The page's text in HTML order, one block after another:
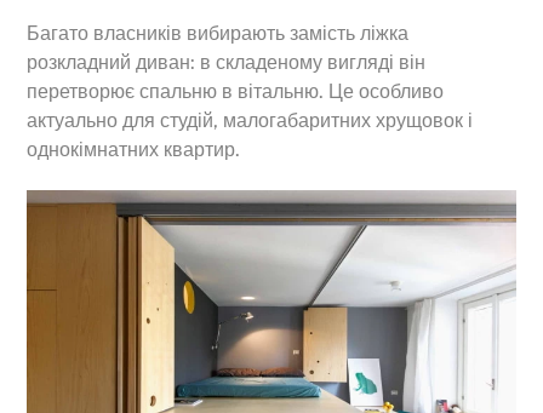
Багато власників вибирають замість ліжка
розкладний диван: в складеному вигляді він
перетворює спальню в вітальню. Це особливо
актуально для студій, малогабаритних хрущовок і
однокімнатних квартир.